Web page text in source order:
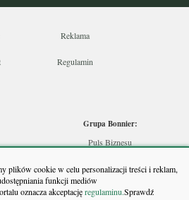
plików cookie w celu personalizacji treści i reklam,
funkcji mediów
oznacza akceptacjęregulaminu.Sprawdź
Reklama
Regulamin
Grupa Bonnier:
Puls Biznesu
Puls Medycyny
Monitor Firm